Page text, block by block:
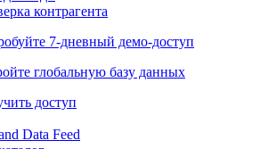
акций и облигаций
Люди
контрагента
7-дневный
глобальную базу данных